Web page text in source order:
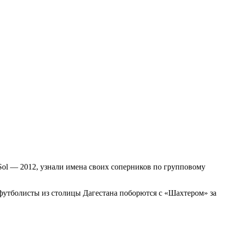
— 2012, узнали имена своих соперников по групповому
из столицы Дагестана поборются с «Шахтером» за